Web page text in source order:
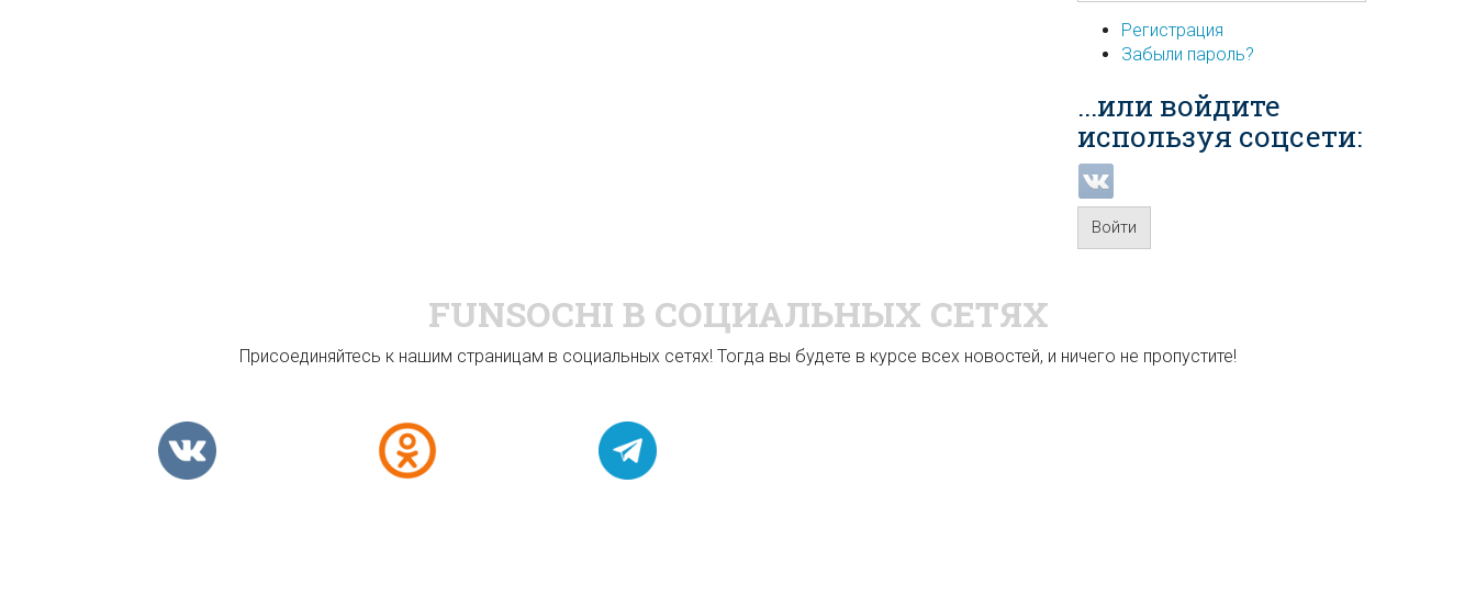
Регистрация
Забыли пароль?
...или войдите
используя соцсети:
Войти
FUNSOCHI В СОЦИАЛЬНЫХ СЕТЯХ
Присоединяйтесь к нашим страницам в социальных сетях! Тогда вы будете в курсе всех новостей, и ничего не пропустите!